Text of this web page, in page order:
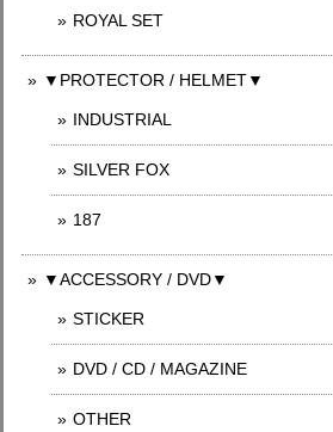
ROYAL SET
▼PROTECTOR / HELMET▼
INDUSTRIAL
SILVER FOX
187
▼ACCESSORY / DVD▼
STICKER
DVD / CD / MAGAZINE
OTHER